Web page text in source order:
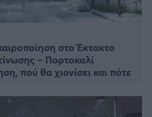
στο Έκτακτο
– Πορτοκαλί
πού θα χιονίσει και πότε